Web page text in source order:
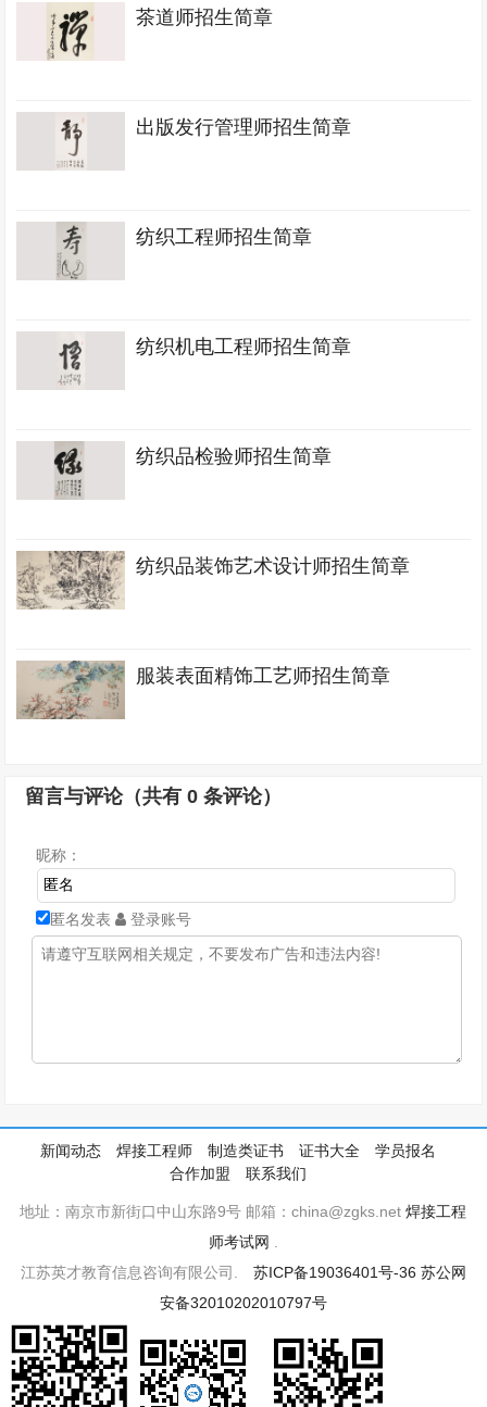
茶道师招生简章
出版发行管理师招生简章
纺织工程师招生简章
纺织机电工程师招生简章
纺织品检验师招生简章
纺织品装饰艺术设计师招生简章
服装表面精饰工艺师招生简章
留言与评论（共有0 条评论）
昵称：
匿名发表 登录账号
新闻动态 焊接工程师 制造类证书 证书大全
学员报名
合作加盟
联系我们
地址：南京市新街口中山东路9号 邮箱：china@zgks.net焊接工程
师考试网
江苏英才教育信息咨询有限公司. 苏ICP备19036401号-36 苏公网
安备32010202010797号